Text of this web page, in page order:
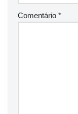
Comentário *